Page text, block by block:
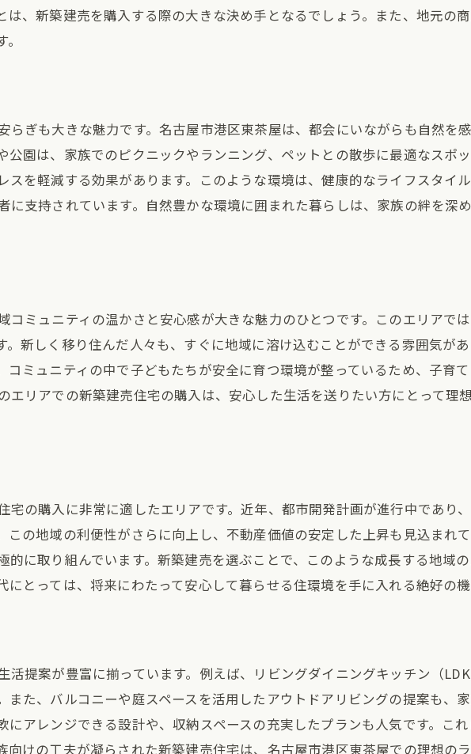
市港区東茶屋の新築建売で家族に優しい生活を
育児支援と子育て世帯へのサポート
ットと共に暮らすための工夫
族の健康を考えた住環境
多世代が共に暮らすための配慮
、新築建売を購入する際の大きな決め手となるでしょう。また、地元の
ぎも大きな魅力です。名古屋市港区東茶屋は、都会にいながらも自然を感
園は、家族でのピクニックやランニング、ペットとの散歩に最適なスポ
を軽減する効果があります。このような環境は、健康的なライフスタイ
支持されています。自然豊かな環境に囲まれた暮らしは、家族の絆を深
ミュニティの温かさと安心感が大きな魅力のひとつです。このエリアで
新しく移り住んだ人々も、すぐに地域に溶け込むことができる雰囲気が
ミュニティの中で子どもたちが安全に育つ環境が整っているため、子育て
リアでの新築建売住宅の購入は、安心した生活を送りたい方にとって理
の購入に非常に適したエリアです。近年、都市開発計画が進行中であり
の地域の利便性がさらに向上し、不動産価値の安定した上昇も見込まれ
に取り組んでいます。新築建売を選ぶことで、このような成長する地域
とっては、将来にわたって安心して暮らせる住環境を手に入れる絶好の機
提案が豊富に揃っています。例えば、リビングダイニングキッチン（
た、バルコニーや庭スペースを活用したアウトドアリビングの提案も、
アレンジできる設計や、収納スペースの充実したプランも人気です。こ
けの工夫が凝らされた新築建売住宅は、名古屋市港区東茶屋での理想の